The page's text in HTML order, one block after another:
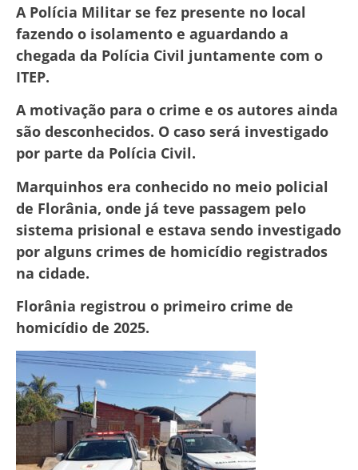
A Polícia Militar se fez presente no local
fazendo o isolamento e aguardando a
chegada da Polícia Civil juntamente com o
ITEP.
A motivação para o crime e os autores ainda
são desconhecidos. O caso será investigado
por parte da Polícia Civil.
Marquinhos era conhecido no meio policial
de Florânia, onde já teve passagem pelo
sistema prisional e estava sendo investigado
por alguns crimes de homicídio registrados
na cidade.
Florânia registrou o primeiro crime de
homicídio de 2025.